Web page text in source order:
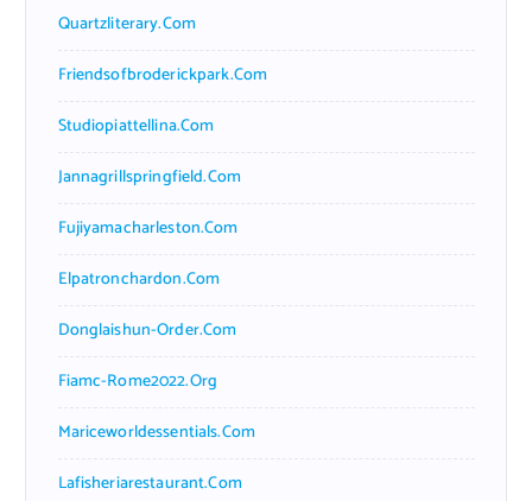
Quartzliterary.com
Friendsofbroderickpark.com
Studiopiattellina.com
Jannagrillspringfield.com
Fujiyamacharleston.com
Elpatronchardon.com
Donglaishun-Order.com
Fiamc-Rome2022.org
Mariceworldessentials.com
Lafisheriarestaurant.com